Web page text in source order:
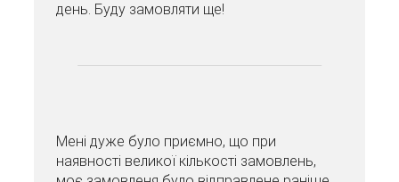
день. Буду замовляти ще!
Мені дуже було приємно, що при
наявності великої кількості замовлень,